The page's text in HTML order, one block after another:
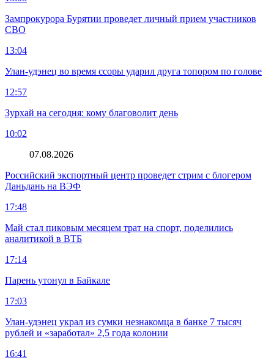
Зампрокурора Бурятии проведет личный прием участников
СВО
13:04
Улан-удэнец во время ссоры ударил друга топором по голове
12:57
Зурхай на сегодня: кому благоволит день
10:02
07.08.2026
Российский экспортный центр проведет стрим с блогером
Даньдань на ВЭФ
17:48
Май стал пиковым месяцем трат на спорт, поделились
аналитикой в ВТБ
17:14
Парень утонул в Байкале
17:03
Улан-удэнец украл из сумки незнакомца в банке 7 тысяч
рублей и «заработал» 2,5 года колонии
16:41